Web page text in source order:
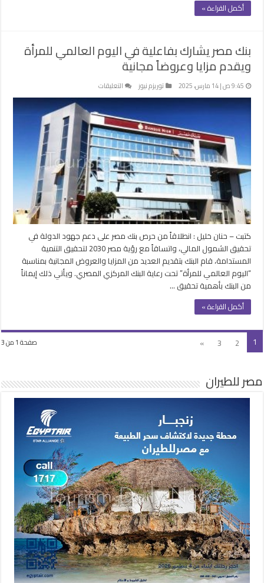
أكمل القراءة »
بنك مصر يشارك بفاعلية في اليوم العالمي للمرأة
ويقدم مزايا وعروضاً مجانية
9:45 ص | 14 مارس، 2025 توريزم نيوز التعليقات
بنك
مصر
يشارك
بفاعلية
في
اليوم
العالمي
للمرأة
ويقدم
مزايا
وعروضاً
مجانية
مغلقة
كتبت – حنان خليل : انطلاقاً من حرص بنك مصر على دعم جهود الدولة في
تحقيق الشمول المالي، واتساقاً مع رؤية مصر 2030 لتحقيق التنمية
المستدامة، قام البنك بتقديم العديد من المزايا والعروض المجانية بمناسبة
“اليوم العالمي للمرأة” تحت رعاية البنك المركزي المصري. ويأتي ذلك إيماناً
من البنك بأهمية تحقيق …
أكمل القراءة »
صفحة 1 من 3 1
2
3
»
مصر للطيران